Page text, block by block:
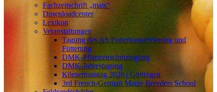
Fachzeitschrift „mais“
Downloadcenter
Lexikon
Veranstaltungen
Tagung des AS Futterkonservierung und
Fütterung
DMK-Pflanzenschutztagung
DMK-Jahrestagung
Körnermaistag 2026 | Göttingen
3rd French-German Maize Breeders School